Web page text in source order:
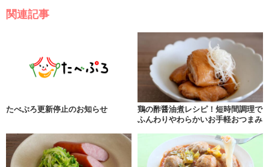
関連記事
たべぷろ更新停止のお知らせ
鶏の酢醤油煮レシピ！短時間調理で
ふんわりやわらかいお手軽おつまみ